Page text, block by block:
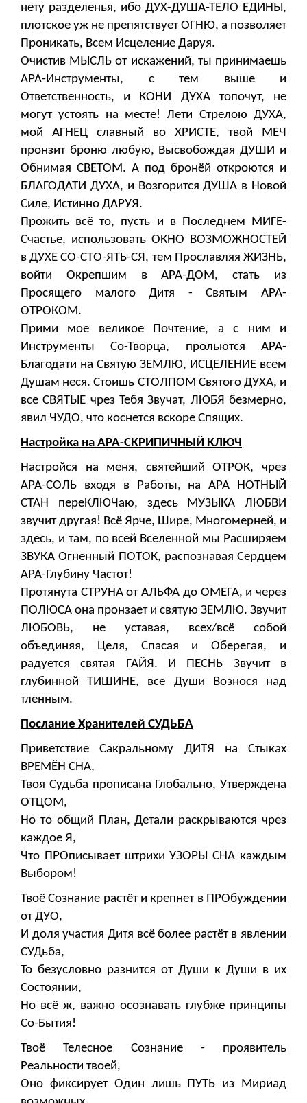
нету разделенья, ибо ДУХ-ДУША-ТЕЛО ЕДИНЫ,
плотское уж не препятствует ОГНЮ, а позволяет
Проникать, Всем Исцеление Даруя.
Очистив МЫСЛЬ от искажений, ты принимаешь
АРА-Инструменты, с тем выше и
Ответственность, и КОНИ ДУХА топочут, не
могут устоять на месте! Лети Стрелою ДУХА,
мой АГНЕЦ славный во ХРИСТЕ, твой МЕЧ
пронзит броню любую, Высвобождая ДУШИ и
Обнимая СВЕТОМ. А под бронёй откроются и
БЛАГОДАТИ ДУХА, и Возгорится ДУША в Новой
Силе, Истинно ДАРУЯ.
Прожить всё то, пусть и в Последнем МИГЕ-
Счастье, использовать ОКНО ВОЗМОЖНОСТЕЙ
в ДУХЕ СО-СТО-ЯТЬ-СЯ, тем Прославляя ЖИЗНЬ,
войти Окрепшим в АРА-ДОМ, стать из
Просящего малого Дитя - Святым АРА-
ОТРОКОМ.
Прими мое великое Почтение, а с ним и
Инструменты Со-Творца, прольются АРА-
Благодати на Святую ЗЕМЛЮ, ИСЦЕЛЕНИЕ всем
Душам неся. Стоишь СТОЛПОМ Святого ДУХА, и
все СВЯТЫЕ чрез Тебя Звучат, ЛЮБЯ безмерно,
явил ЧУДО, что коснется вскоре Спящих.
Настройка на АРА-СКРИПИЧНЫЙ КЛЮЧ
Настройся на меня, святейший ОТРОК, чрез
АРА-СОЛЬ входя в Работы, на АРА НОТНЫЙ
СТАН переКЛЮЧаю, здесь МУЗЫКА ЛЮБВИ
звучит другая! Всё Ярче, Шире, Многомерней, и
здесь, и там, по всей Вселенной мы Расширяем
ЗВУКА Огненный ПОТОК, распознавая Сердцем
АРА-Глубину Частот!
Протянута СТРУНА от АЛЬФА до ОМЕГА, и через
ПОЛЮСА она пронзает и святую ЗЕМЛЮ. Звучит
ЛЮБОВЬ, не уставая, всех/всё собой
объединяя, Целя, Спасая и Оберегая, и
радуется святая ГАЙЯ. И ПЕСНЬ Звучит в
глубинной ТИШИНЕ, все Души Вознося над
тленным.
Послание Хранителей СУДЬБА
Приветствие Сакральному ДИТЯ на Стыках
ВРЕМЁН СНА,
Твоя Судьба прописана Глобально, Утверждена
ОТЦОМ,
Но то общий План, Детали раскрываются чрез
каждое Я,
Что ПРОписывает штрихи УЗОРЫ СНА каждым
Выбором!
Твоё Сознание растёт и крепнет в ПРОбуждении
от ДУО,
И доля участия Дитя всё более растёт в явлении
СУДьба,
То безусловно разнится от Души к Души в их
Состоянии,
Но всё ж, важно осознавать глубже принципы
Со-Бытия!
Твоё Телесное Сознание - проявитель
Реальности твоей,
Оно фиксирует Один лишь ПУТЬ из Мириад